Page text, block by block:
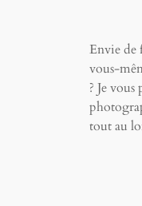
Envie de
vous-
? Je
tout au